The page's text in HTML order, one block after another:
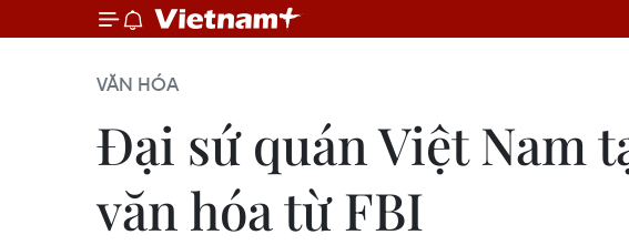
VĂN HÓA
Đại sứ quán Việt Nam
văn hóa từ FBI